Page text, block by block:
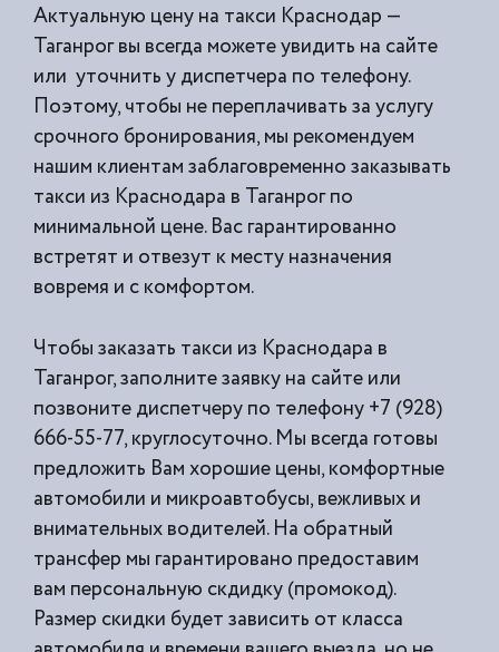
Актуальную цену на такси Краснодар —
Таганрог вы всегда можете увидить на сайте
или уточнить у диспетчера по телефону.
Поэтому, чтобы не переплачивать за услугу
срочного бронирования, мы рекомендуем
нашим клиентам заблаговременно заказывать
такси из Краснодара в Таганрог по
минимальной цене. Вас гарантированно
встретят и отвезут к месту назначения
вовремя и с комфортом.
Чтобы заказать такси из Краснодара в
Таганрог, заполните заявку на сайте или
позвоните диспетчеру по телефону +7 (928)
666-55-77, круглосуточно. Мы всегда готовы
предложить Вам хорошие цены, комфортные
автомобили и микроавтобусы, вежливых и
внимательных водителей. На обратный
трансфер мы гарантировано предоставим
вам персональную скдидку (промокод).
Размер скидки будет зависить от класса